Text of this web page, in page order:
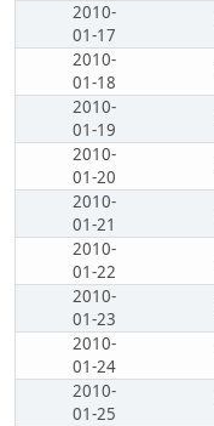
2010-
01-17
2010-
01-18
2010-
01-19
2010-
01-20
2010-
01-21
2010-
01-22
2010-
01-23
2010-
01-24
2010-
01-25